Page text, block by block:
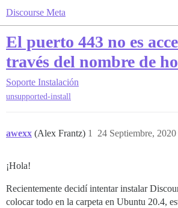
Discourse Meta
El puerto 443 no es
través del nombre de
Soporte Instalación
unsupported-install
awexx (Alex Frantz) 24 Septiembre,
1
¡Hola!
Recientemente decidí intentar instalar
colocar todo en la carpeta en Ubuntu 20.4,